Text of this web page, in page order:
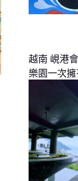
越南 峴港
樂園一次擁